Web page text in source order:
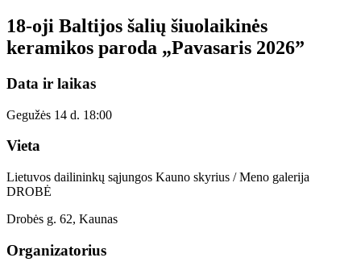
18-oji Baltijos šalių šiuolaikinės
keramikos paroda „Pavasaris 2026”
Data ir laikas
Gegužės 14 d. 18:00
Vieta
Lietuvos dailininkų sąjungos Kauno skyrius / Meno galerija
DROBĖ
Drobės g. 62, Kaunas
Organizatorius